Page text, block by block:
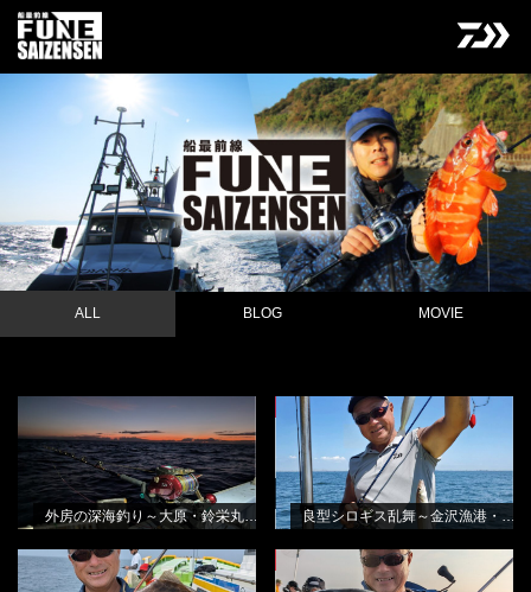
ALL BLOG MOVIE
外房の深海釣り～大原・鈴栄丸さん
から
田渕雅生
外房の深海釣り～大原・鈴栄丸さんから
良型シロギス乱舞～金沢漁港・進丸
さんから
田渕雅生
NEW BLOG
良型シロギス乱舞～金沢漁港・進丸さんから
瞬鋭カワハギで「尺ハギ」釣れまし
た!
NEW BLOG
鹿島からカットウフグ釣り～幸栄丸
さんから
NEW